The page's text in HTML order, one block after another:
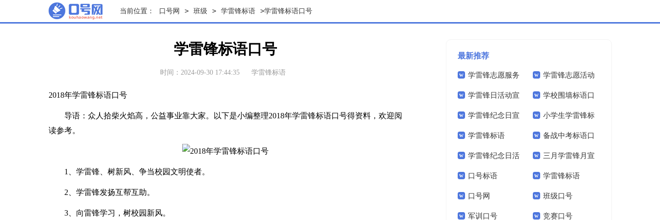
当前位置： 口号网 > 班级 > 学雷锋标语 >学雷锋标语口号
学雷锋标语口号
时间：2024-09-30 17:44:35 学雷锋标语
2018年学雷锋标语口号
导语：众人拾柴火焰高，公益事业靠大家。以下是小编整理2018年学雷锋标语口号得资料，欢迎阅
读参考。
1、学雷锋、树新风、争当校园文明使者。
2、学雷锋发扬互帮互助。
3、向雷锋学习，树校园新风。
最新推荐
学雷锋志愿服务
宣传标语
学雷锋志愿活动
主题横幅标语
学雷锋日活动宣
传标语
学校围墙标语口
号
学雷锋纪念日宣
传标语
小学生学雷锋标
语口号优选
学雷锋标语 备战中考标语口
号
学雷锋纪念日活
动宣传标语
三月学雷锋月宣
传标语
口号标语 学雷锋标语
口号网 班级口号
军训口号 竞赛口号